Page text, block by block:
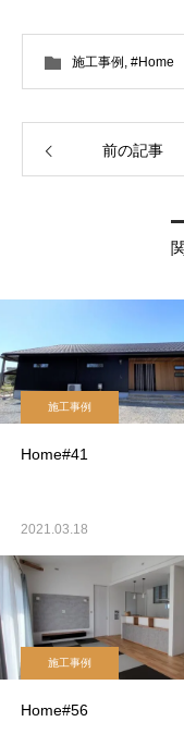
施工事例 , #Home
前の記事
施工事例
Home#41
2021.03.18
施工事例
Home#56